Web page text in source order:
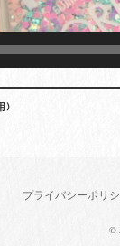
)
プライバシーポリ
©